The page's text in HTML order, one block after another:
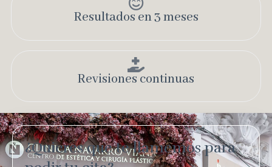
Resultados en 3 meses
Revisiones continuas​
¿Quieres que te llamemos para